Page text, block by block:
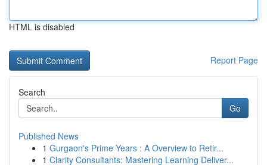
HTML is disabled
Report Page
Search
Go
Published News
1 Gurgaon's Prime Years : A Overview to Retir...
1 Clarity Consultants: Mastering Learning Deliver...